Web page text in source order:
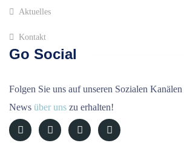
Aktuelles
Kontakt
Go Social
Folgen Sie uns auf unseren Sozialen Kanälen
News über uns zu erhalten!